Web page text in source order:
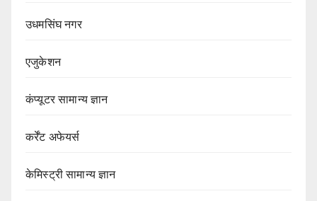
उधमसिंघ नगर
एजुकेशन
कंप्यूटर सामान्य ज्ञान
कर्रेंट अफेयर्स
केमिस्ट्री सामान्य ज्ञान